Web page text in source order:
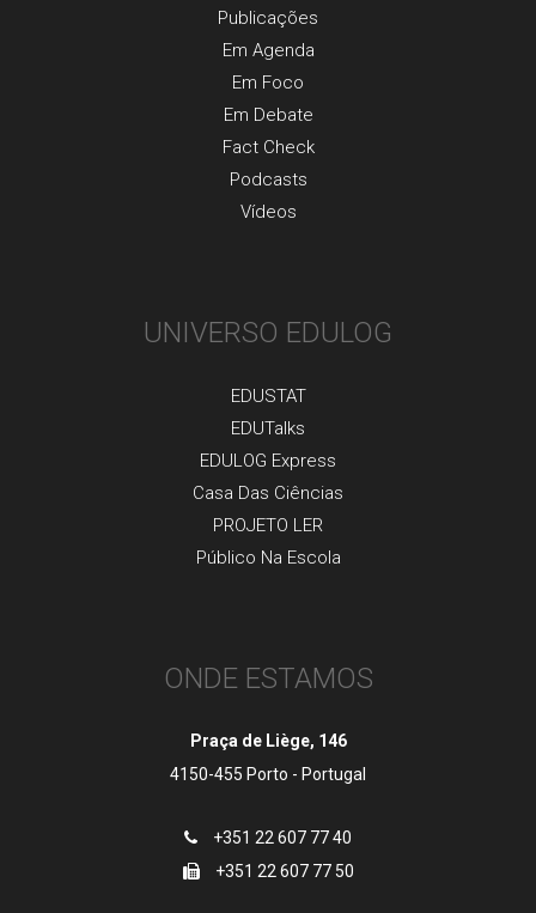
Publicaçõеs
Em Agenda
Em Foco
Em Debate
Fact Check
Podcasts
Vídeos
UNIVERSO EDULOG
EDUSTAT
EDUTalks
EDULOG Express
Casa Das Ciências
PROJETO LER
Público Na Escola
ONDE ESTAMOS
Praça de Liège, 146
4150-455 Porto - Portugal
+351 22 607 77 40
+351 22 607 77 50